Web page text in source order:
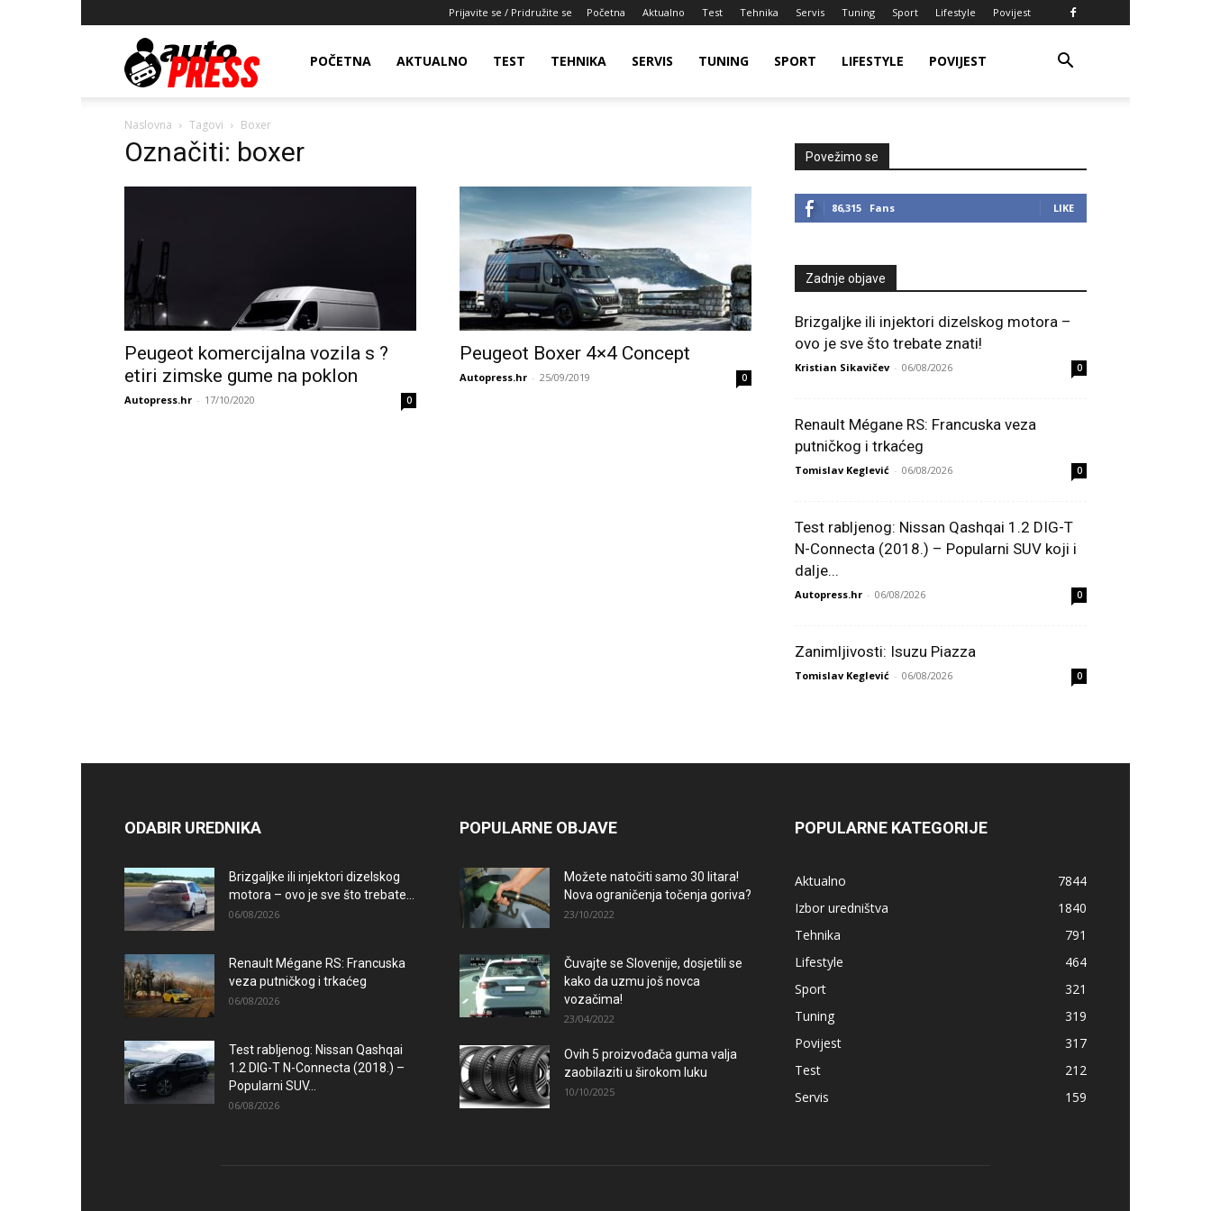
Prijavite se / Pridružite se Početna Aktualno Test Tehnika Servis Tuning Sport Lifestyle Povijest
AutopressHRPOČETNA AKTUALNO TEST TEHNIKA SERVIS TUNING SPORT LIFESTYLE POVIJEST
Naslovna Tagovi Boxer
Označiti: boxer
Peugeot komercijalna vozila s ?
etiri zimske gume na poklon
Autopress.hr - 17/10/2020 0
Peugeot Boxer 4×4 Concept
Autopress.hr - 25/09/2019 0
Povežimo se
86,315 Fans LIKE
Zadnje objave
Brizgaljke ili injektori dizelskog motora –
ovo je sve što trebate znati!
Kristian Sikavičev - 06/08/2026 0
Renault Mégane RS: Francuska veza
putničkog i trkaćeg
Tomislav Keglević - 06/08/2026 0
Test rabljenog: Nissan Qashqai 1.2 DIG-T
N-Connecta (2018.) – Popularni SUV koji i
dalje...
Autopress.hr - 06/08/2026 0
Zanimljivosti: Isuzu Piazza
Tomislav Keglević - 06/08/2026 0
ODABIR UREDNIKA
Brizgaljke ili injektori dizelskog
motora – ovo je sve što trebate...
06/08/2026
Renault Mégane RS: Francuska
veza putničkog i trkaćeg
06/08/2026
Test rabljenog: Nissan Qashqai
1.2 DIG-T N-Connecta (2018.) –
Popularni SUV...
06/08/2026
POPULARNE OBJAVE
Možete natočiti samo 30 litara!
Nova ograničenja točenja goriva?
23/10/2022
Čuvajte se Slovenije, dosjetili se
kako da uzmu još novca
vozačima!
23/04/2022
Ovih 5 proizvođača guma valja
zaobilaziti u širokom luku
10/10/2025
POPULARNE KATEGORIJE
Aktualno
7844
Izbor uredništva
1840
Tehnika
791
Lifestyle
464
Sport
321
Tuning
319
Povijest
317
Test
212
Servis
159